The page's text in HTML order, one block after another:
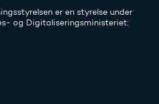
er en styrelse under
og Digitaliseringsministeriet: